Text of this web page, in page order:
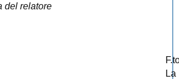
del relatore
La